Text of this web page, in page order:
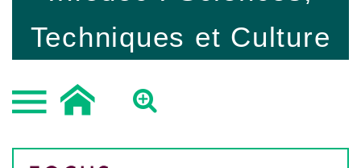
Techniques et Culture